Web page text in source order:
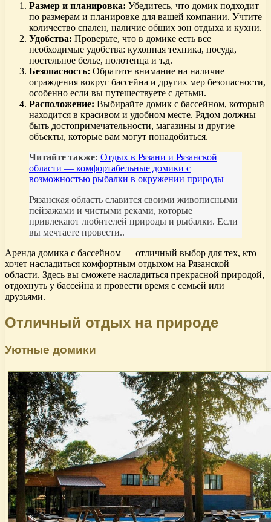
Размер и планировка: Убедитесь, что домик подходит
по размерам и планировке для вашей компании. Учтите
количество спален, наличие общих зон отдыха и кухни.
Удобства: Проверьте, что в домике есть все
необходимые удобства: кухонная техника, посуда,
постельное белье, полотенца и т.д.
Безопасность: Обратите внимание на наличие
ограждения вокруг бассейна и других мер безопасности,
особенно если вы путешествуете с детьми.
Расположение: Выбирайте домик с бассейном, который
находится в красивом и удобном месте. Рядом должны
быть достопримечательности, магазины и другие
объекты, которые вам могут понадобиться.
Читайте также: Отдых в Рязани и Рязанской
области — комфортабельные домики с
возможностью рыбалки в окружении природы
Рязанская область славится своими живописными
пейзажами и чистыми реками, которые
привлекают любителей природы и рыбалки. Если
вы мечтаете провести..
Аренда домика с бассейном — отличный выбор для тех, кто
хочет насладиться комфортным отдыхом на Рязанской
области. Здесь вы сможете насладиться прекрасной природой,
отдохнуть у бассейна и провести время с семьей или
друзьями.
Отличный отдых на природе
Уютные домики